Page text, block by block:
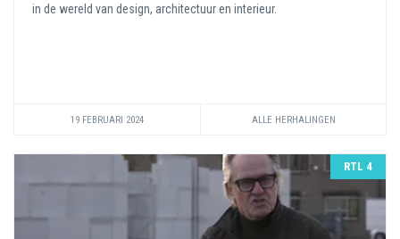
in de wereld van design, architectuur en interieur.
19 FEBRUARI 2024 ALLE HERHALINGEN
RTL 4